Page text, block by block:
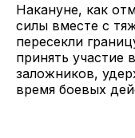
Накануне, как
силы вместе с
пересекли
принять участие
заложников,
время боевых